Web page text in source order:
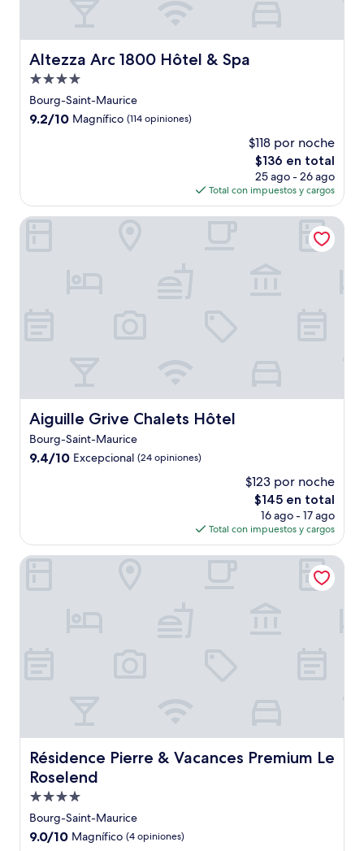
Altezza Arc 1800 Hôtel & Spa
Altezza Arc 1800 Hôtel & Spa
Propiedad
de
4.0
Bourg-Saint-Maurice
9.2
9.2/10 Magnífico (114 opiniones)
$118 por noche
El
precio
actual
es
de
$136 en total
25 ago - 26 ago
Total con impuestos y cargos
Aiguille Grive Chalets Hôtel
Aiguille Grive Chalets Hôtel
Bourg-Saint-Maurice
9.4
9.4/10 Excepcional (24 opiniones)
$123 por noche
El
precio
actual
es
de
$145 en total
16 ago - 17 ago
Total con impuestos y cargos
Aiguille Grive Chalets Hôtel
Résidence Pierre & Vacances Premium Le
Roselend
Résidence Pierre & Vacances Premium Le Roselend
Propiedad
de
4.0
Bourg-Saint-Maurice
9.0
9.0/10 Magnífico (4 opiniones)
Résidence Pierre & Vacances Premium Le Roselend